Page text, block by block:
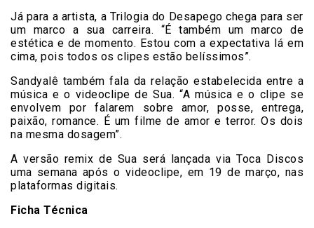
Já para a artista, a Trilogia do Desapego chega para ser
um marco a sua carreira. “É também um marco de
estética e de momento. Estou com a expectativa lá em
cima, pois todos os clipes estão belíssimos”.
Sandyalê também fala da relação estabelecida entre a
música e o videoclipe de Sua. “A música e o clipe se
envolvem por falarem sobre amor, posse, entrega,
paixão, romance. É um filme de amor e terror. Os dois
na mesma dosagem”.
A versão remix de Sua será lançada via Toca Discos
uma semana após o videoclipe, em 19 de março, nas
plataformas digitais.
Ficha Técnica